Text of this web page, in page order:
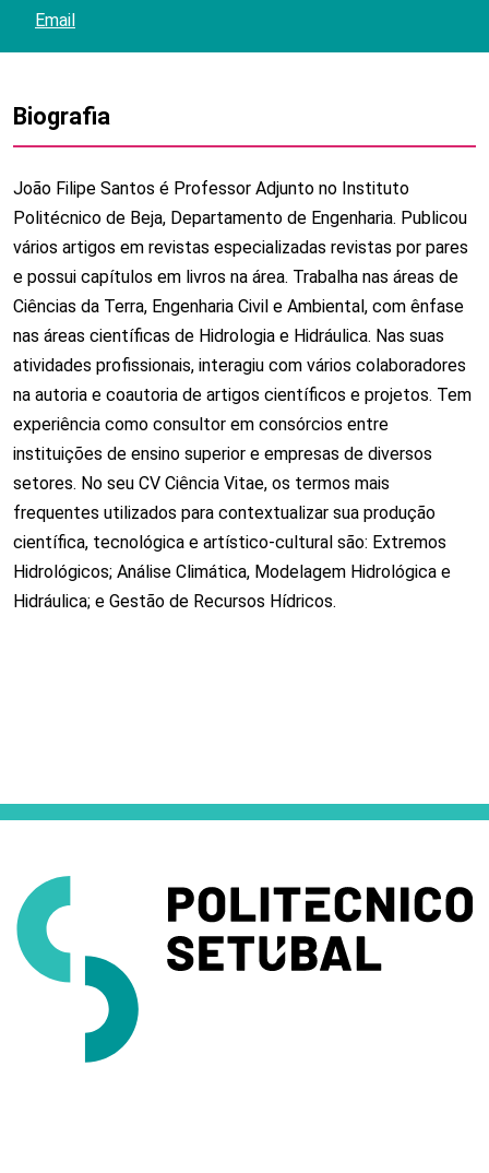
Email
Biografia
João Filipe Santos é Professor Adjunto no Instituto
Politécnico de Beja, Departamento de Engenharia. Publicou
vários artigos em revistas especializadas revistas por pares
e possui capítulos em livros na área. Trabalha nas áreas de
Ciências da Terra, Engenharia Civil e Ambiental, com ênfase
nas áreas científicas de Hidrologia e Hidráulica. Nas suas
atividades profissionais, interagiu com vários colaboradores
na autoria e coautoria de artigos científicos e projetos. Tem
experiência como consultor em consórcios entre
instituições de ensino superior e empresas de diversos
setores. No seu CV Ciência Vitae, os termos mais
frequentes utilizados para contextualizar sua produção
científica, tecnológica e artístico-cultural são: Extremos
Hidrológicos; Análise Climática, Modelagem Hidrológica e
Hidráulica; e Gestão de Recursos Hídricos.